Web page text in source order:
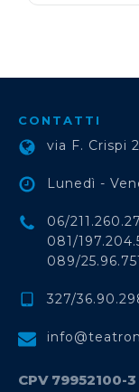
CONTATTI
via F. Crispi
Lunedì -
06/211.260.27
081/
089/
327/
CPV 79952100-3